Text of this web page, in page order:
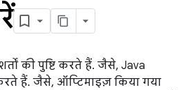
की पुष्टि करते हैं. जैसे, Java
हैं. जैसे, ऑप्टिमाइज़ किया गया